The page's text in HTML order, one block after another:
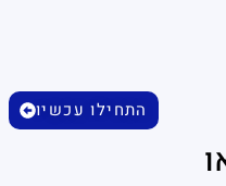
התחילו עכשיו